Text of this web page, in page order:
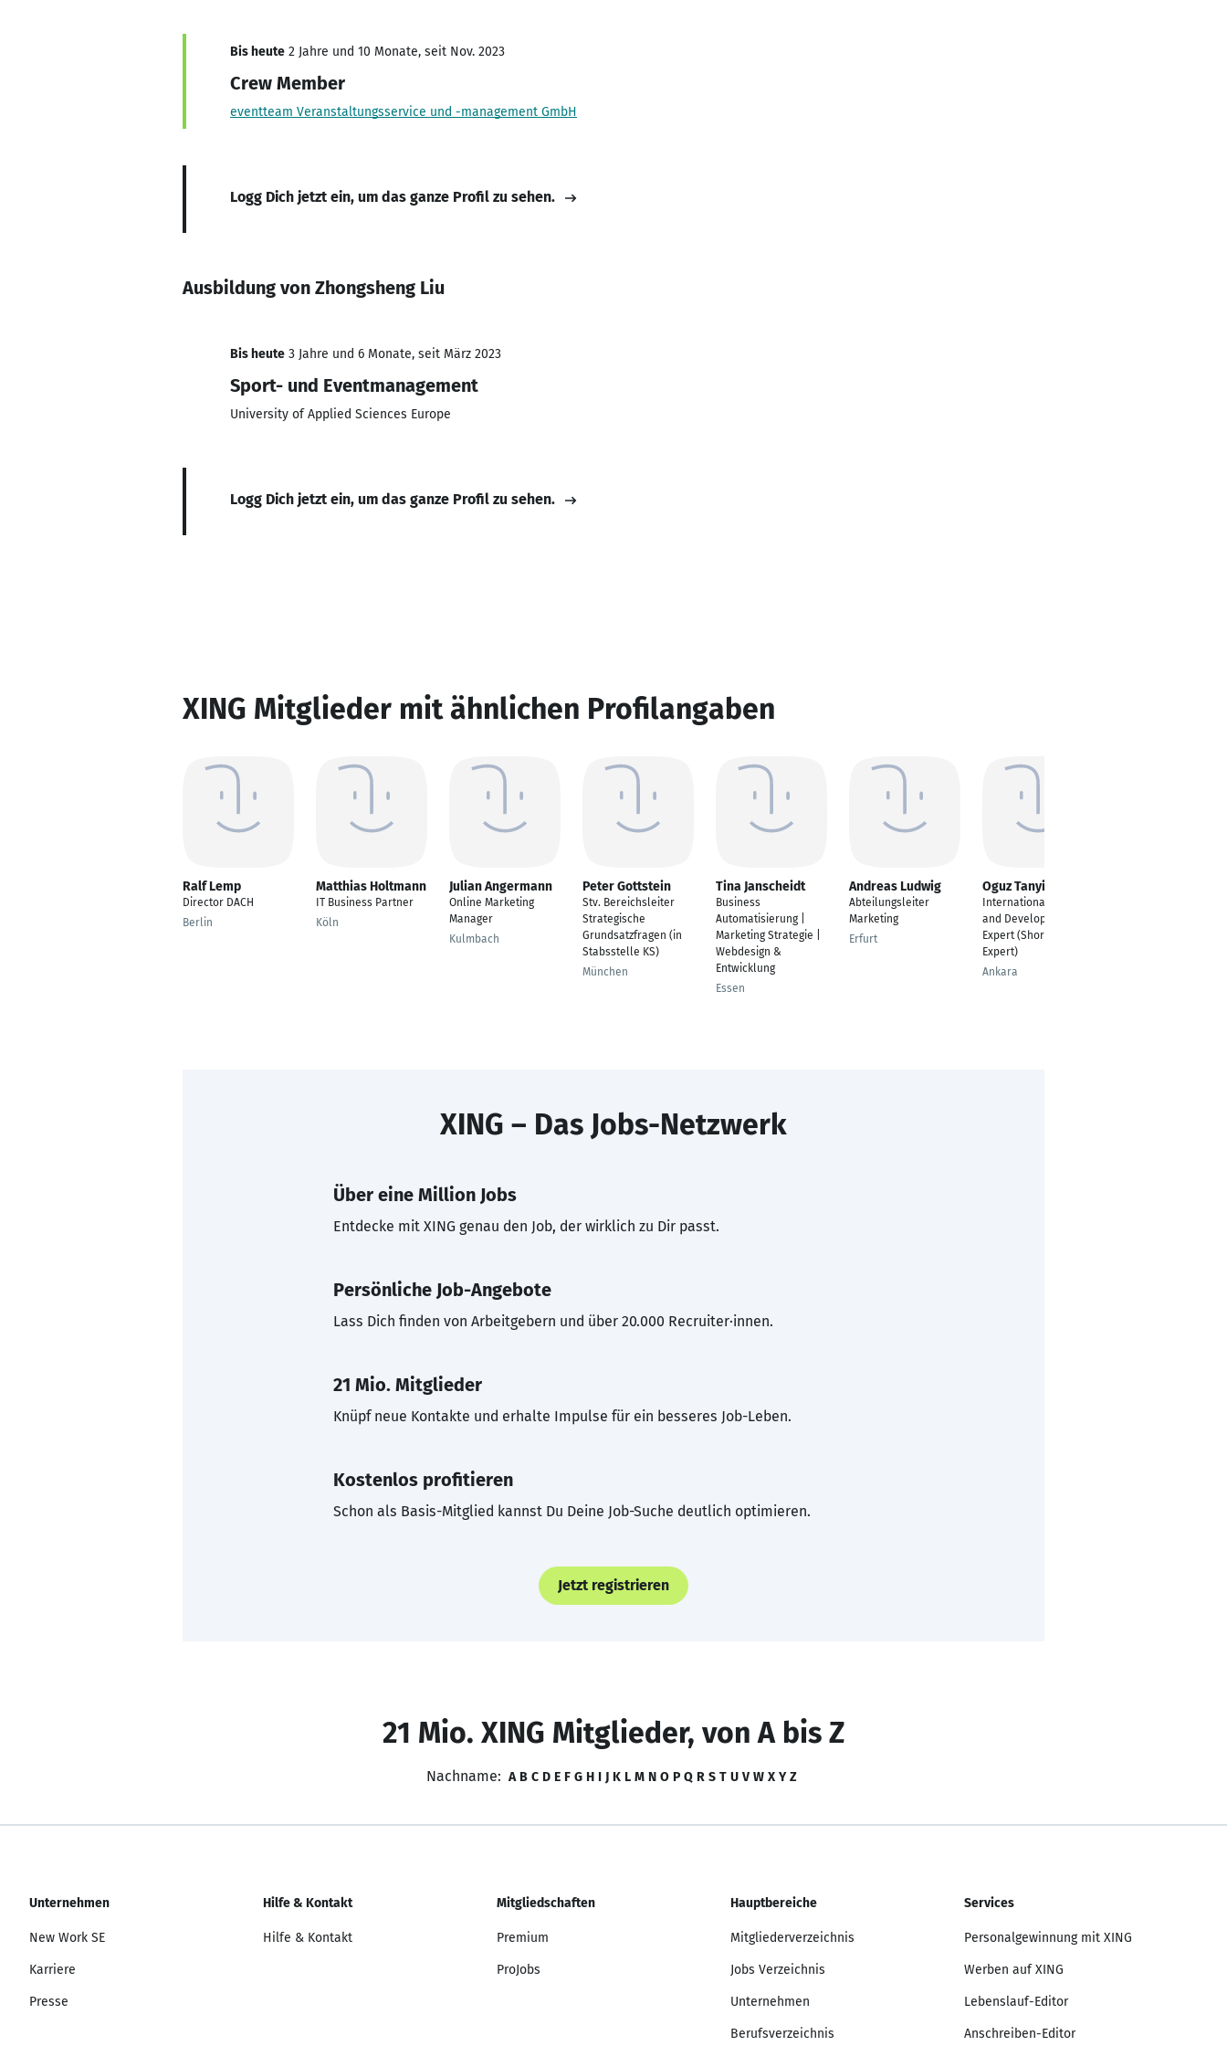
Bis heute 2 Jahre und 10 Monate, seit Nov. 2023
Crew Member
eventteam Veranstaltungsservice und -management GmbH
Logg Dich jetzt ein, um das ganze Profil zu sehen.
Ausbildung von Zhongsheng Liu
Bis heute 3 Jahre und 6 Monate, seit März 2023
Sport- und Eventmanagement
University of Applied Sciences Europe
Logg Dich jetzt ein, um das ganze Profil zu sehen.
XING Mitglieder mit ähnlichen Profilangaben
Ralf Lemp
Director DACH
Berlin
Matthias Holtmann
IT Business Partner
Köln
Julian Angermann
Online Marketing
Manager
Kulmbach
Peter Gottstein
Stv. Bereichsleiter
Strategische
Grundsatzfragen (in
Stabsstelle KS)
München
Tina Janscheidt
Business
Automatisierung |
Marketing Strategie |
Webdesign &
Entwicklung
Essen
Andreas Ludwig
Abteilungsleiter
Marketing
Erfurt
Oguz Tanyildizi
International Trade
and Development
Expert (Short-Term
Expert)
Ankara
XING – Das Jobs-Netzwerk
Über eine Million Jobs
Entdecke mit XING genau den Job, der wirklich zu Dir passt.
Persönliche Job-Angebote
Lass Dich finden von Arbeitgebern und über 20.000 Recruiter·innen.
21 Mio. Mitglieder
Knüpf neue Kontakte und erhalte Impulse für ein besseres Job-Leben.
Kostenlos profitieren
Schon als Basis-Mitglied kannst Du Deine Job-Suche deutlich optimieren.
Jetzt registrieren
21 Mio. XING Mitglieder, von A bis Z
Nachname: A B C D E F G H I J K L M N O P Q R S T U V W X Y Z
Unternehmen
New Work SE
Karriere
Presse
Hilfe & Kontakt
Hilfe & Kontakt
Mitgliedschaften
Premium
ProJobs
Hauptbereiche
Mitgliederverzeichnis
Jobs Verzeichnis
Unternehmen
Berufsverzeichnis
Services
Personalgewinnung mit XING
Werben auf XING
Lebenslauf-Editor
Anschreiben-Editor